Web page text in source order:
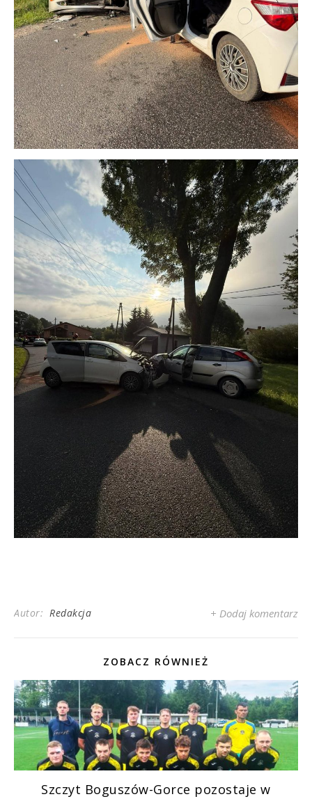
Autor: Redakcja + Dodaj komentarz
ZOBACZ RÓWNIEŻ
Szczyt Boguszów-Gorce pozostaje w